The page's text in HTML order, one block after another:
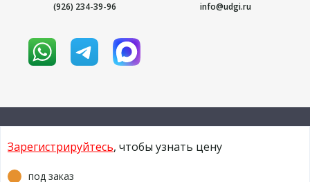
Зарегистрируйтесь, чтобы узнать цену
под заказ
(926) 234-39-96 info@udgi.ru